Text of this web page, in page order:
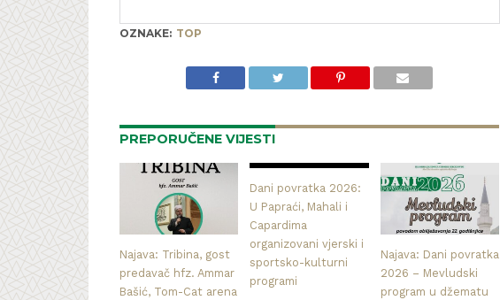
OZNAKE: TOP
PREPORUČENE VIJESTI
Najava: Tribina, gost
predavač hfz. Ammar
Bašić, Tom-Cat arena
Dani povratka 2026:
U Papraći, Mahali i
Capardima
organizovani vjerski i
sportsko-kulturni
programi
Najava: Dani povratka
2026 – Mevludski
program u džematu